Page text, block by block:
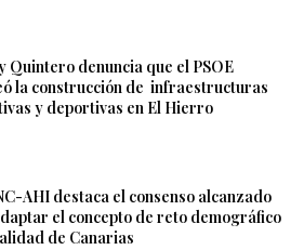
Quintero denuncia que el PSOE
la construcción de infraestructuras
y deportivas en El Hierro
AHI destaca el consenso alcanzado
el concepto de reto demográfico
de Canarias